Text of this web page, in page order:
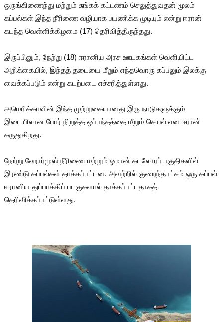
ஒருங்கிணைந்து மற்றும் சுங்கக் கட்டணம் செலுத்துவதன் மூலம்
கப்பல்கள் இந்த நீரிணை வழியாக பயணிக்க முடியும் என்று ஈரான்
கடந்த வெள்ளிக்கிழமை (17) தெரிவித்திருந்தது.
இருப்பினும், நேற்று (18) ஈரானிய அரச ஊடகங்கள் வெளியிட்ட
அறிக்கையில், இந்தத் தடையை மீறும் எந்தவொரு கப்பலும் இலக்கு
வைக்கப்படும் என்று கடற்படை எச்சரித்துள்ளது.
அமெரிக்காவின் இந்த முற்றுகையானது இரு நாடுகளுக்கும்
இடையிலான போர் நிறுத்த ஒப்பந்தத்தை மீறும் செயல் என ஈரான்
கருதுகிறது.
நேற்று ஹோர்முஸ் நீரிணை மற்றும் ஓமான் கடலோரப் பகுதிகளில்
இரண்டு கப்பல்கள் தாக்கப்பட்டன. அவற்றில் குறைந்தபட்சம் ஒரு கப்பல்
ஈரானிய துப்பாக்கிப் படகுகளால் தாக்கப்பட்டதாகத்
தெரிவிக்கப்பட்டுள்ளது.